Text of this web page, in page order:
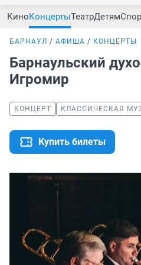
КиноКонцертыТеатрДетям
БАРНАУЛ АФИША КОНЦЕРТЫ
Барнаульский
Игромир
КОНЦЕРТ КЛАССИЧЕСКАЯ
Купить билеты